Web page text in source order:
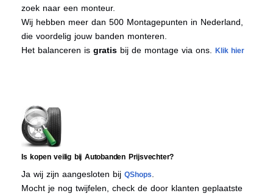
zoek naar een monteur.
Wij hebben meer dan 500 Montagepunten in Nederland,
die voordelig jouw banden monteren.
Het balanceren is gratis bij de montage via ons. Klik hier
Is kopen veilig bij Autobanden Prijsvechter?
Ja wij zijn aangesloten bij QShops
Mocht je nog twijfelen, check de door klanten geplaatste